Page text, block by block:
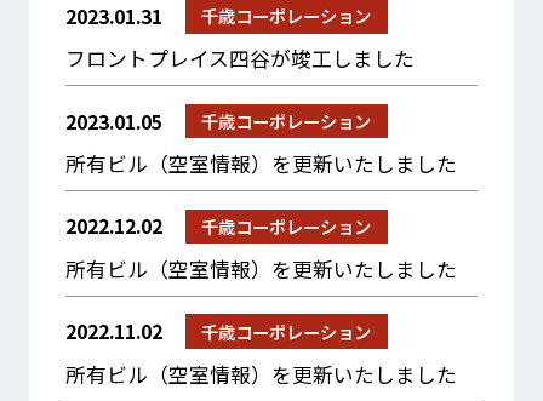
2023.01.31 千歳コーポレーション
フロントプレイス四谷が竣工しました
2023.01.05 千歳コーポレーション
所有ビル（空室情報）を更新いたしました
2022.12.02 千歳コーポレーション
所有ビル（空室情報）を更新いたしました
2022.11.02 千歳コーポレーション
所有ビル（空室情報）を更新いたしました